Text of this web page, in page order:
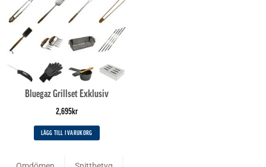
Bluegaz Grillset Exklusiv
2,695kr
LÄGG TILL I VARUKORG